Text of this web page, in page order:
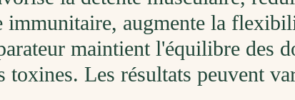
augmente la
maintient l'équilibre des
Les résultats peuvent